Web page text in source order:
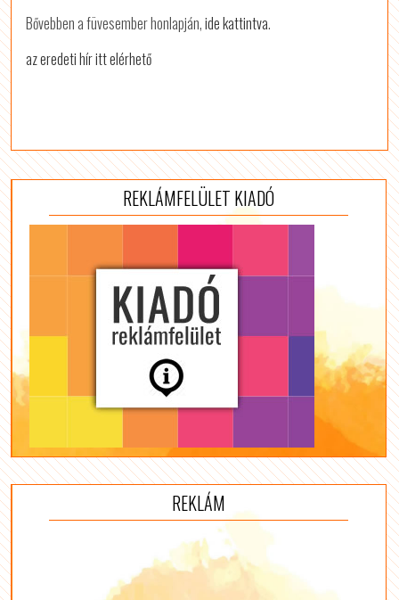
Bővebben a füvesember honlapján,ide kattintva.
az eredeti hír itt elérhető
REKLÁMFELÜLET KIADÓ
REKLÁM